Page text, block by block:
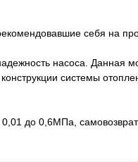
себя на
насоса. Данная
системы
0,01 до 0,6МПа,